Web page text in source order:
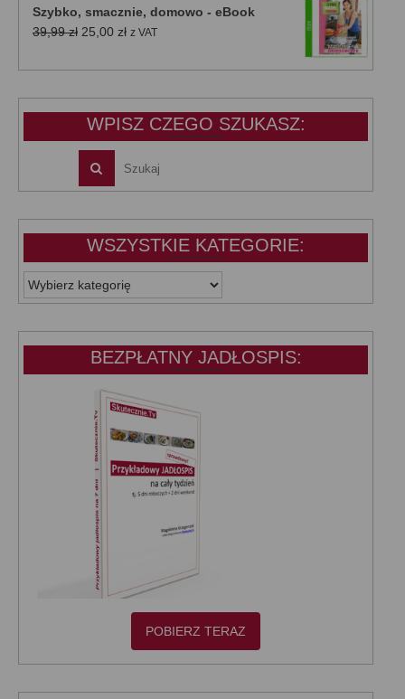
39,99 zł.25,00 zł.
Szybko, smacznie, domowo - eBook
39,99zł Pierwotna
wynosiła:
25,00 złAktualna
wynosi:
z VAT
WPISZ CZEGO SZUKASZ:
WSZYSTKIE KATEGORIE:
WSZYSTKIE
KATEGORIE:
BEZPŁATNY JADŁOSPIS:
POBIERZ TERAZ